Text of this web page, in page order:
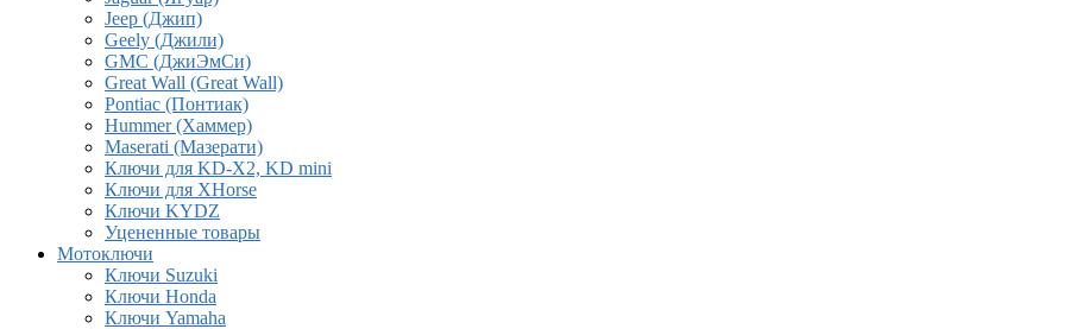
Jeep (Джип)
Geely (Джили)
GMC (ДжиЭмСи)
Great Wall (Great Wall)
Pontiac (Понтиак)
Hummer (Хаммер)
Maserati (Мазерати)
Ключи для KD-X2, KD mini
Ключи для XHorse
Ключи KYDZ
Уцененные товары
Мотоключи
Ключи Suzuki
Ключи Honda
Ключи Yamaha